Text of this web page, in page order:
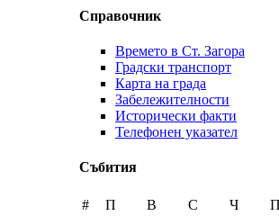
Справочник
Времето в Ст. Загора
Градски транспорт
Карта на града
Забележителности
Исторически факти
Телефонен указател
Събития
# П В С Ч П